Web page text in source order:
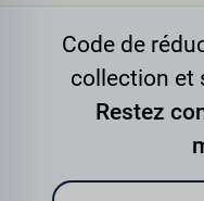
Code de
collection et
Restez